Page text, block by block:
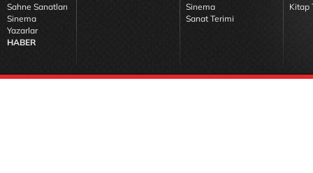
Sahne Sanatları
Sinema
Yazarlar
HABER
Sinema
Sanat Terimi
Kitap